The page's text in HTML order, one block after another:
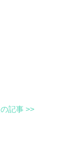
記事 >>